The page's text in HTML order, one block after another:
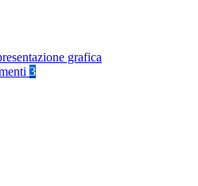
grafica
3